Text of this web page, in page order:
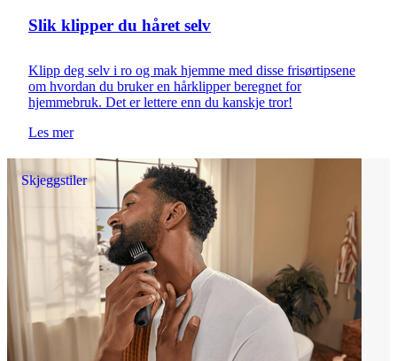
Slik klipper du håret selv
Klipp deg selv i ro og mak hjemme med disse frisørtipsene
om hvordan du bruker en hårklipper beregnet for
hjemmebruk. Det er lettere enn du kanskje tror!
Les mer
Skjeggstiler